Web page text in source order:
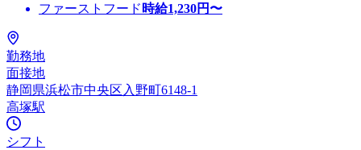
ファーストフード 時給1,230円〜
勤務地
面接地
静岡県浜松市中央区入野町6148-1
高塚駅
シフト